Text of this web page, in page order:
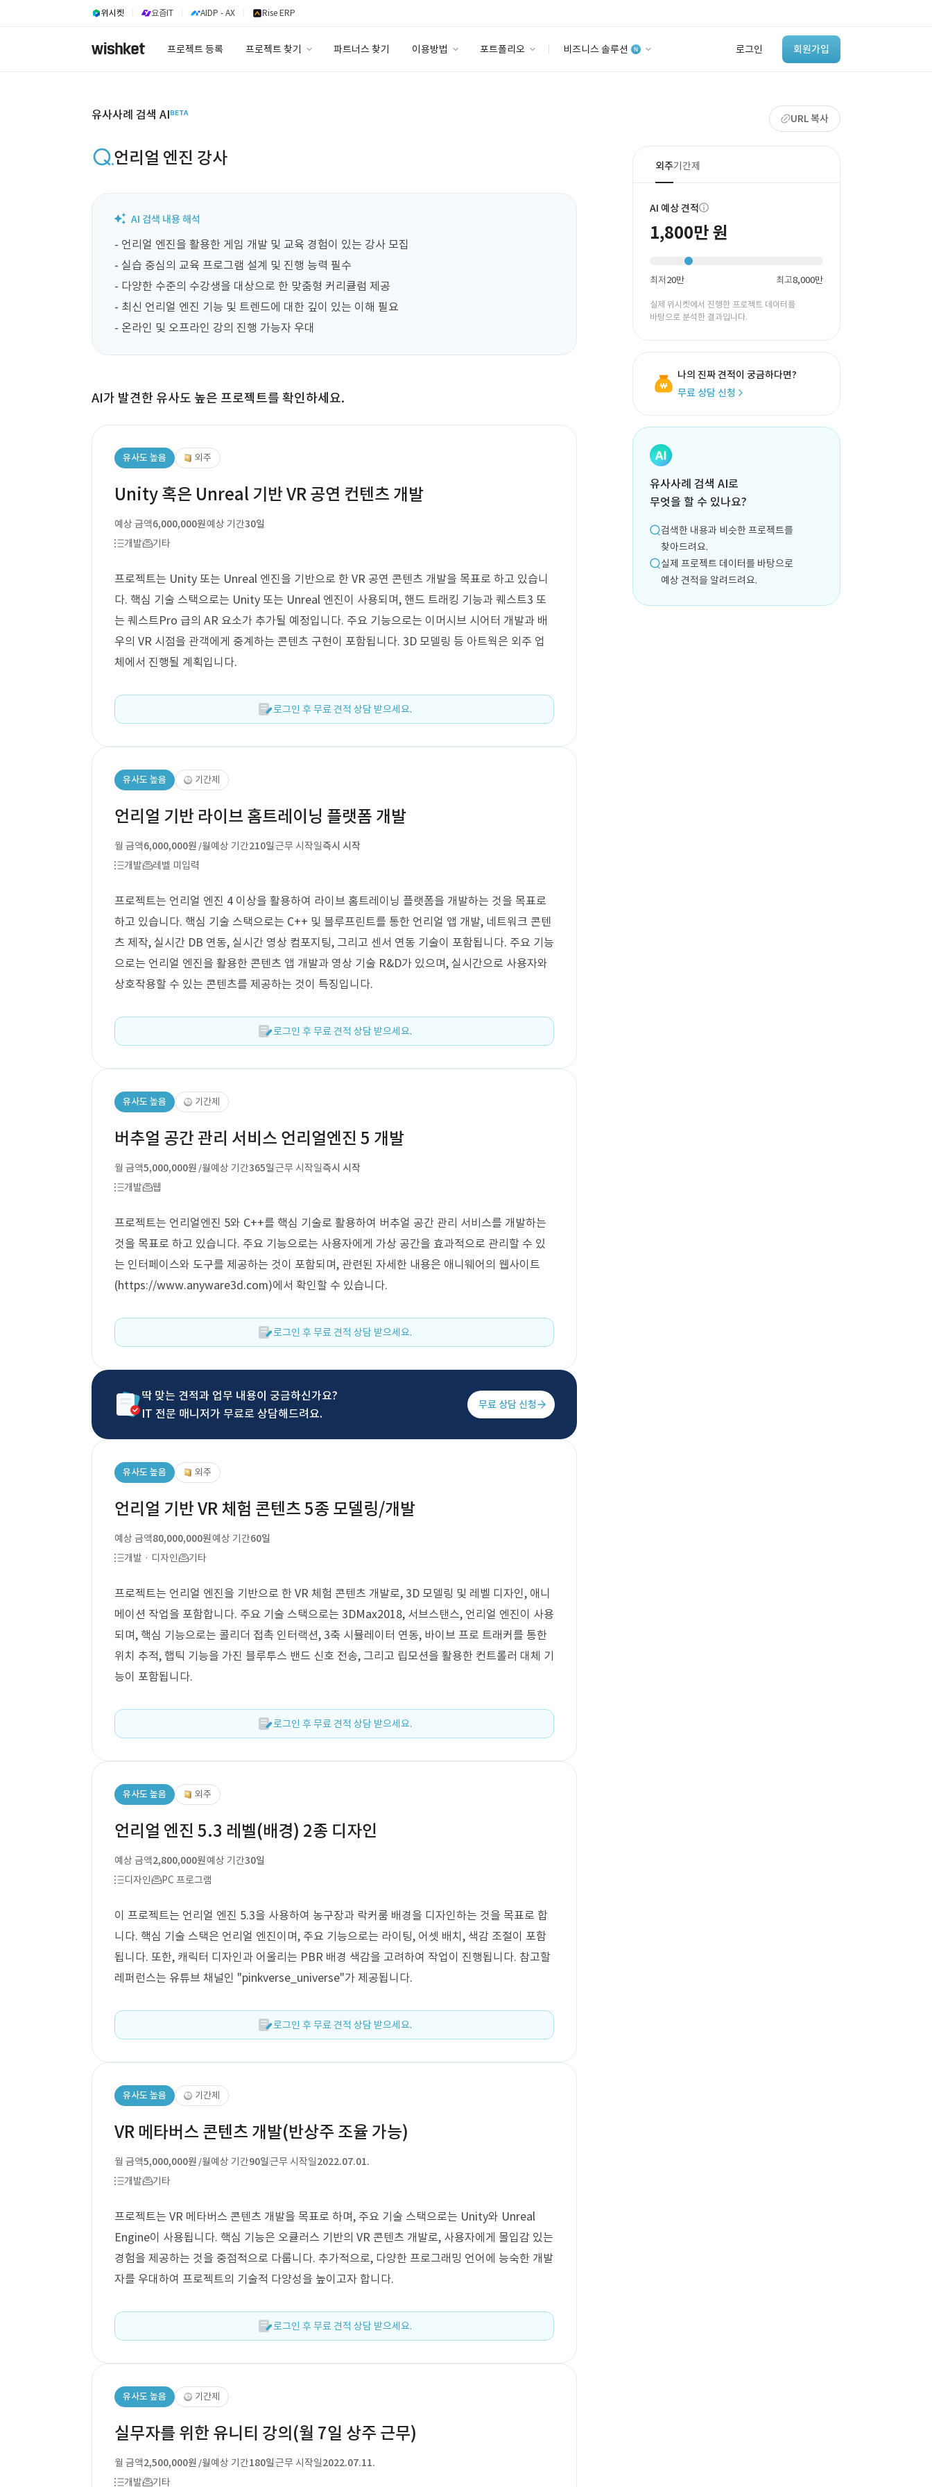
위시켓 요즘IT AIDP - AX Rise ERP
프로젝트 등록 프로젝트 찾기 파트너스 찾기 이용방법 포트폴리오 비즈니스 솔루션 로그인 회원가입
‘이런 거’ 만들어본
개발 회사 있어?
바로가기
유사사례 검색 AI URL 복사
언리얼 엔진 강사
- 언리얼 엔진을 활용한 게임 개발 및 교육 경험이 있는 강사 모집
- 실습 중심의 교육 프로그램 설계 및 진행 능력 필수
- 다양한 수준의 수강생을 대상으로 한 맞춤형 커리큘럼 제공
- 최신 언리얼 엔진 기능 및 트렌드에 대한 깊이 있는 이해 필요
- 온라인 및 오프라인 강의 진행 가능자 우대
AI가 발견한 유사도 높은 프로젝트를 확인하세요.
유사도 높음 외주
Unity 혹은 Unreal 기반 VR 공연 컨텐츠 개발
예상 금액6,000,000원예상 기간30일
개발
기타
프로젝트는 Unity 또는 Unreal 엔진을 기반으로 한 VR 공연 콘텐츠 개발을 목표로 하고 있습니
다. 핵심 기술 스택으로는 Unity 또는 Unreal 엔진이 사용되며, 핸드 트래킹 기능과 퀘스트3 또
는 퀘스트Pro 급의 AR 요소가 추가될 예정입니다. 주요 기능으로는 이머시브 시어터 개발과 배
우의 VR 시점을 관객에게 중계하는 콘텐츠 구현이 포함됩니다. 3D 모델링 등 아트웍은 외주 업
체에서 진행될 계획입니다.
로그인 후 무료 견적 상담 받으세요.
유사도 높음 기간제
언리얼 기반 라이브 홈트레이닝 플랫폼 개발
월 금액6,000,000원 /월예상 기간210일근무 시작일즉시 시작
개발
레벨 미입력
프로젝트는 언리얼 엔진 4 이상을 활용하여 라이브 홈트레이닝 플랫폼을 개발하는 것을 목표로
하고 있습니다. 핵심 기술 스택으로는 C++ 및 블루프린트를 통한 언리얼 앱 개발, 네트워크 콘텐
츠 제작, 실시간 DB 연동, 실시간 영상 컴포지팅, 그리고 센서 연동 기술이 포함됩니다. 주요 기능
으로는 언리얼 엔진을 활용한 콘텐츠 앱 개발과 영상 기술 R&D가 있으며, 실시간으로 사용자와
상호작용할 수 있는 콘텐츠를 제공하는 것이 특징입니다.
로그인 후 무료 견적 상담 받으세요.
유사도 높음 기간제
버추얼 공간 관리 서비스 언리얼엔진 5 개발
월 금액5,000,000원 /월예상 기간365일근무 시작일즉시 시작
개발
웹
프로젝트는 언리얼엔진 5와 C++를 핵심 기술로 활용하여 버추얼 공간 관리 서비스를 개발하는
것을 목표로 하고 있습니다. 주요 기능으로는 사용자에게 가상 공간을 효과적으로 관리할 수 있
는 인터페이스와 도구를 제공하는 것이 포함되며, 관련된 자세한 내용은 애니웨어의 웹사이트
(https://www.anyware3d.com)에서 확인할 수 있습니다.
로그인 후 무료 견적 상담 받으세요.
딱 맞는 견적과 업무 내용이 궁금하신가요?
IT 전문 매니저가 무료로 상담해드려요.
무료 상담 신청
유사도 높음 외주
언리얼 기반 VR 체험 콘텐츠 5종 모델링/개발
예상 금액80,000,000원예상 기간60일
개발 · 디자인
기타
프로젝트는 언리얼 엔진을 기반으로 한 VR 체험 콘텐츠 개발로, 3D 모델링 및 레벨 디자인, 애니
메이션 작업을 포함합니다. 주요 기술 스택으로는 3DMax2018, 서브스탠스, 언리얼 엔진이 사용
되며, 핵심 기능으로는 콜리더 접촉 인터랙션, 3축 시뮬레이터 연동, 바이브 프로 트래커를 통한
위치 추적, 햅틱 기능을 가진 블루투스 밴드 신호 전송, 그리고 립모션을 활용한 컨트롤러 대체 기
능이 포함됩니다.
로그인 후 무료 견적 상담 받으세요.
유사도 높음 외주
언리얼 엔진 5.3 레벨(배경) 2종 디자인
예상 금액2,800,000원예상 기간30일
디자인
PC 프로그램
이 프로젝트는 언리얼 엔진 5.3을 사용하여 농구장과 락커룸 배경을 디자인하는 것을 목표로 합
니다. 핵심 기술 스택은 언리얼 엔진이며, 주요 기능으로는 라이팅, 어셋 배치, 색감 조절이 포함
됩니다. 또한, 캐릭터 디자인과 어울리는 PBR 배경 색감을 고려하여 작업이 진행됩니다. 참고할
레퍼런스는 유튜브 채널인 "pinkverse_universe"가 제공됩니다.
로그인 후 무료 견적 상담 받으세요.
유사도 높음 기간제
VR 메타버스 콘텐츠 개발(반상주 조율 가능)
월 금액5,000,000원 /월예상 기간90일근무 시작일2022.07.01.
개발
기타
프로젝트는 VR 메타버스 콘텐츠 개발을 목표로 하며, 주요 기술 스택으로는 Unity와 Unreal
Engine이 사용됩니다. 핵심 기능은 오큘러스 기반의 VR 콘텐츠 개발로, 사용자에게 몰입감 있는
경험을 제공하는 것을 중점적으로 다룹니다. 추가적으로, 다양한 프로그래밍 언어에 능숙한 개발
자를 우대하여 프로젝트의 기술적 다양성을 높이고자 합니다.
로그인 후 무료 견적 상담 받으세요.
유사도 높음 기간제
실무자를 위한 유니티 강의(월 7일 상주 근무)
월 금액2,500,000원 /월예상 기간180일근무 시작일2022.07.11.
개발
기타
외주기간제
AI 예상 견적
1,800만 원
최저20만 최고8,000만
실제 위시켓에서 진행한 프로젝트 데이터를
바탕으로 분석한 결과입니다.
나의 진짜 견적이 궁금하다면?
무료 상담 신청
유사사례 검색 AI로
무엇을 할 수 있나요?
검색한 내용과 비슷한 프로젝트를
찾아드려요.
실제 프로젝트 데이터를 바탕으로
예상 견적을 알려드려요.